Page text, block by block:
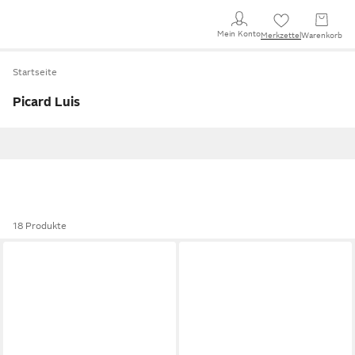
Mein KontoMerkzettel Warenkorb
Startseite
Picard Luis
18 Produkte